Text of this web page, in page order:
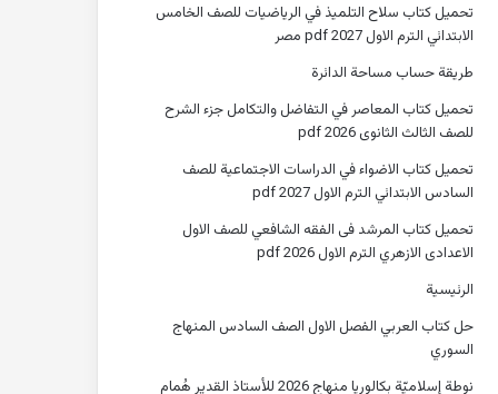
تحميل كتاب سلاح التلميذ في الرياضيات للصف الخامس
الابتدائي الترم الاول 2027 pdf مصر
طريقة حساب مساحة الدائرة
تحميل كتاب المعاصر في التفاضل والتكامل جزء الشرح
للصف الثالث الثانوى 2026 pdf
تحميل كتاب الاضواء في الدراسات الاجتماعية للصف
السادس الابتدائي الترم الاول 2027 pdf
تحميل كتاب المرشد فى الفقه الشافعي للصف الاول
الاعدادى الازهري الترم الاول 2026 pdf
الرئيسية
حل كتاب العربي الفصل الاول الصف السادس المنهاج
السوري
نوطة إسلاميّة بكالوريا منهاج 2026 للأستاذ القدير هُمام